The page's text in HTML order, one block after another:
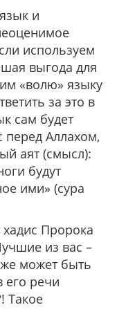
и
используем
выгода для
«волю» языку
за это в
сам будет
перед Аллахом,
аят (смысл):
будут
ими» (сура
хадис Пророка
из вас –
может быть
его речи
Такое